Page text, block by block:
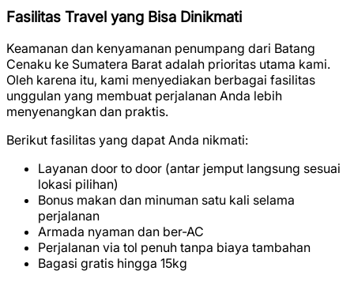
Fasilitas Travel yang Bisa Dinikmati
Keamanan dan kenyamanan penumpang dari Batang
Cenaku ke Sumatera Barat adalah prioritas utama kami.
Oleh karena itu, kami menyediakan berbagai fasilitas
unggulan yang membuat perjalanan Anda lebih
menyenangkan dan praktis.
Berikut fasilitas yang dapat Anda nikmati:
Layanan door to door (antar jemput langsung sesuai
lokasi pilihan)
Bonus makan dan minuman satu kali selama
perjalanan
Armada nyaman dan ber-AC
Perjalanan via tol penuh tanpa biaya tambahan
Bagasi gratis hingga 15kg